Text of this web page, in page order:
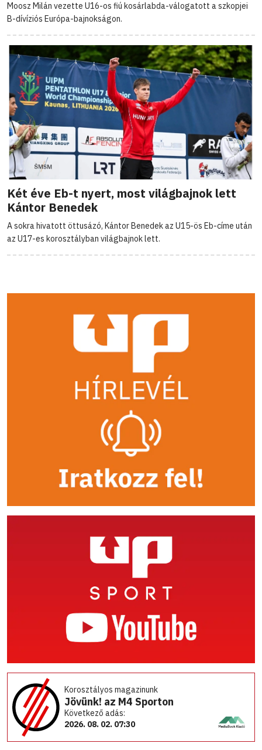
Moosz Milán vezette U16-os fiú kosárlabda-válogatott a szkopjei
B-dívíziós Európa-bajnokságon.
Két éve Eb-t nyert, most világbajnok lett
Kántor Benedek
A sokra hivatott öttusázó, Kántor Benedek az U15-ös Eb-címe után
az U17-es korosztályban világbajnok lett.
Korosztályos magazinunk
Jövünk! az M4 Sporton
Következő adás:
2026. 08. 02. 07:30